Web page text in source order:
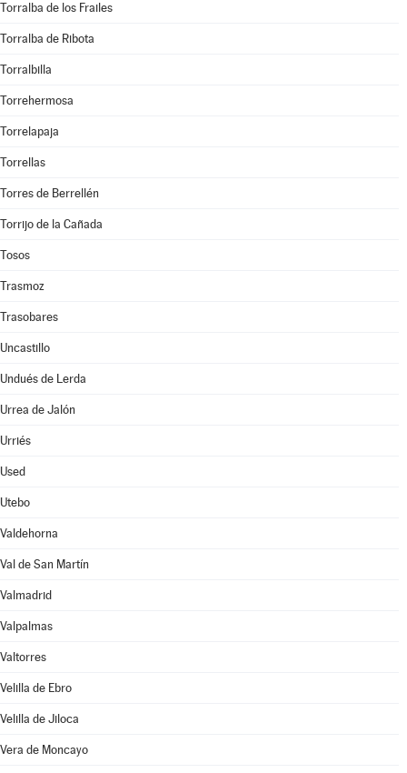
Torralba de los Frailes
Torralba de Ribota
Torralbilla
Torrehermosa
Torrelapaja
Torrellas
Torres de Berrellén
Torrijo de la Cañada
Tosos
Trasmoz
Trasobares
Uncastillo
Undués de Lerda
Urrea de Jalón
Urriés
Used
Utebo
Valdehorna
Val de San Martín
Valmadrid
Valpalmas
Valtorres
Velilla de Ebro
Velilla de Jiloca
Vera de Moncayo